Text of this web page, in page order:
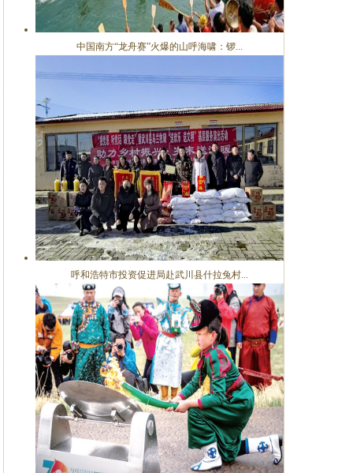
中国南方“龙舟赛”火爆的山呼海啸：锣...
呼和浩特市投资促进局赴武川县什拉兔村...